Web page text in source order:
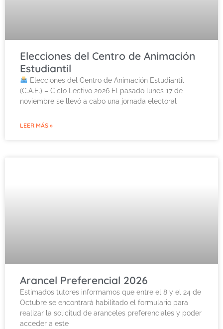
Elecciones del Centro de Animación
Estudiantil
Elecciones del Centro de Animación Estudiantil
(C.A.E.) – Ciclo Lectivo 2026 El pasado lunes 17 de
noviembre se llevó a cabo una jornada electoral
LEER MÁS »
Arancel Preferencial 2026
Estimados tutores informamos que entre el 8 y el 24 de
Octubre se encontrará habilitado el formulario para
realizar la solicitud de aranceles preferenciales y poder
acceder a este